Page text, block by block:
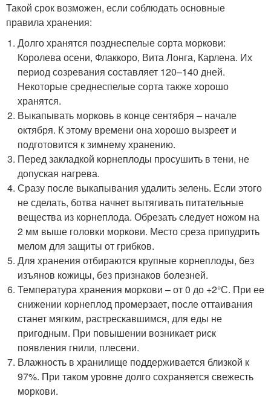
Такой срок возможен, если соблюдать основные
правила хранения:
Долго хранятся позднеспелые сорта моркови:
Королева осени, Флаккоро, Вита Лонга, Карлена. Их
период созревания составляет 120–140 дней.
Некоторые среднеспелые сорта также хорошо
хранятся.
Выкапывать морковь в конце сентября – начале
октября. К этому времени она хорошо вызреет и
подготовится к зимнему хранению.
Перед закладкой корнеплоды просушить в тени, не
допуская нагрева.
Сразу после выкапывания удалить зелень. Если этого
не сделать, ботва начнет вытягивать питательные
вещества из корнеплода. Обрезать следует ножом на
2 мм выше головки моркови. Место среза припудрить
мелом для защиты от грибков.
Для хранения отбираются крупные корнеплоды, без
изъянов кожицы, без признаков болезней.
Температура хранения моркови – от 0 до +2°С. При ее
снижении корнеплод промерзает, после оттаивания
станет мягким, растрескавшимся, для еды не
пригодным. При повышении возникает риск
появления гнили, плесени.
Влажность в хранилище поддерживается близкой к
97%. При таком уровне долго сохраняется свежесть
моркови.